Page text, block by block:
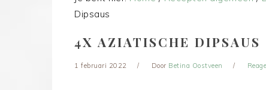
Dipsaus
4X AZIATISCHE DIPSAUS
1 februari 2022 Door Betina Oostveen